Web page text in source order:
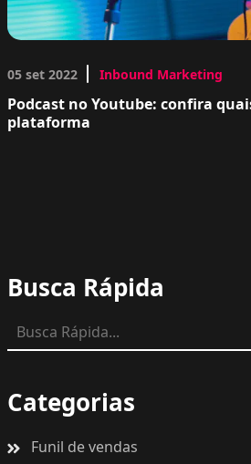
05 set 2022 Inbound Marketing
Podcast no Youtube: confira
plataforma
Busca Rápida
Categorias
Funil de vendas